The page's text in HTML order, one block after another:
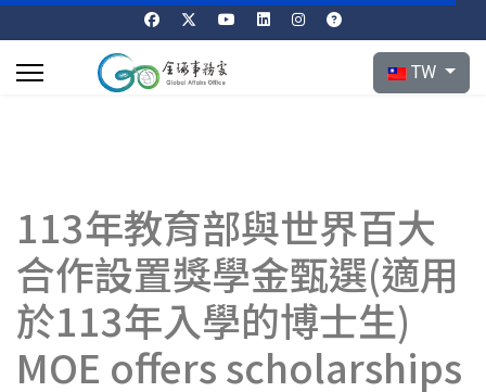
選擇你的語言
TW
113年教育部與世界百大
合作設置獎學金甄選(適用
於113年入學的博士生)
MOE offers scholarships